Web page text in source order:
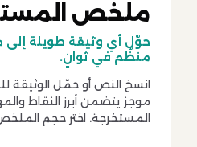
ملخّص
حوّل أي وثيقة طويلة
منظّم في ثوانٍ.
انسخ النص أو حمّل
موجز يتضمن أبرز النقاط
المستخرجة. اختر حجم